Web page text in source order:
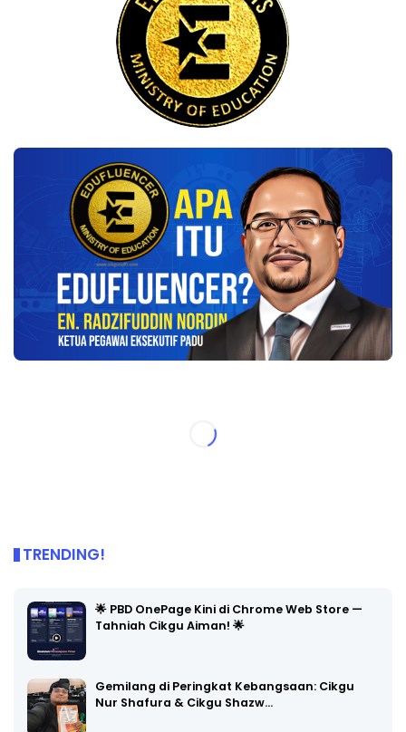
TRENDING!
🌟 PBD OnePage Kini di Chrome Web Store —
Tahniah Cikgu Aiman! 🌟
Gemilang di Peringkat Kebangsaan: Cikgu
Nur Shafura & Cikgu Shazw…